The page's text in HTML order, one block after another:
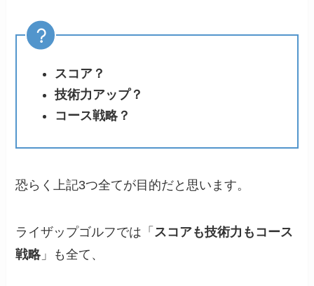
スコア？
技術力アップ？
コース戦略？
恐らく上記3つ全てが目的だと思います。
ライザップゴルフでは「 スコアも技術力もコース
戦略 」も全て、